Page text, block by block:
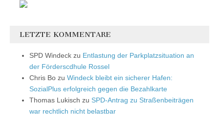
LETZTE KOMMENTARE
SPD Windeck zu Entlastung der Parkplatzsituation an
der Förderscdhule Rossel
Chris Bo zu Windeck bleibt ein sicherer Hafen:
SozialPlus erfolgreich gegen die Bezahlkarte
Thomas Lukisch zu SPD-Antrag zu Straßenbeiträgen
war rechtlich nicht belastbar